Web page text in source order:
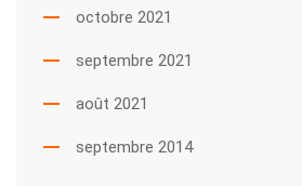
octobre 2021
septembre 2021
août 2021
septembre 2014